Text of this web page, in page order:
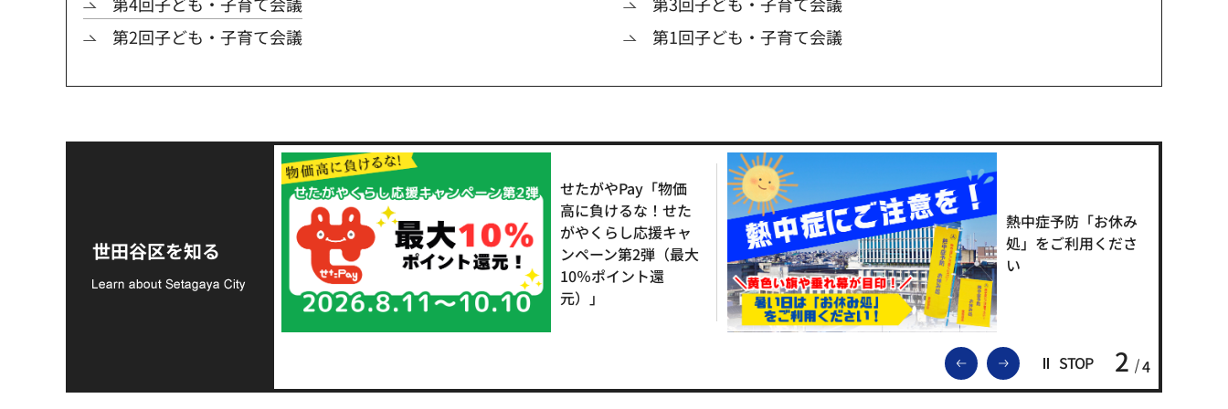
第2回子ども・子育て会議
第1回子ども・子育て会議
世田谷区を知る
前のスライドを表示
次のスライドを表示
STOP 2 4
支援金の募集につい
て
せたがやPay「物価
高に負けるな！せた
がやくらし応援キャ
ンペーン第2弾（最大
10％ポイント還
元）」
熱中症予防「お休み
処」をご利用くださ
い